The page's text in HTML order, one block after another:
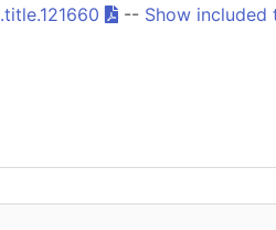
-- Show included